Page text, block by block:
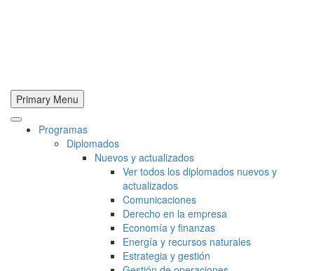
Primary Menu
Programas
Diplomados
Nuevos y actualizados
Ver todos los diplomados nuevos y
actualizados
Comunicaciones
Derecho en la empresa
Economía y finanzas
Energía y recursos naturales
Estrategia y gestión